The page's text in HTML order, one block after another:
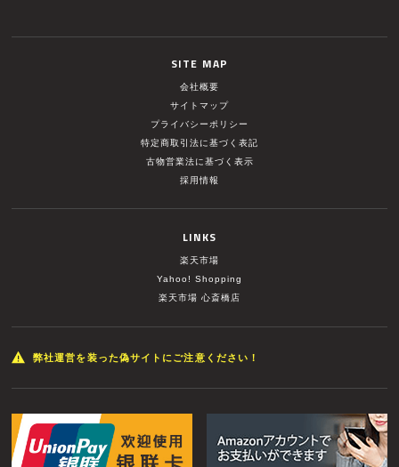
SITE MAP
会社概要
サイトマップ
プライバシーポリシー
特定商取引法に基づく表記
古物営業法に基づく表示
採用情報
LINKS
楽天市場
Yahoo! Shopping
楽天市場 心斎橋店
弊社運営を装った偽サイトにご注意ください！